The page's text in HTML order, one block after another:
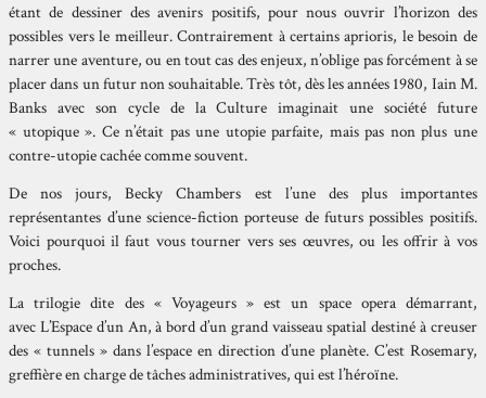
étant de dessiner des avenirs positifs, pour nous ouvrir l’horizon des
possibles vers le meilleur. Contrairement à certains aprioris, le besoin de
narrer une aventure, ou en tout cas des enjeux, n’oblige pas forcément à se
placer dans un futur non souhaitable. Très tôt, dès les années 1980, Iain M.
Banks avec son cycle de la Culture imaginait une société future
« utopique ». Ce n’était pas une utopie parfaite, mais pas non plus une
contre-utopie cachée comme souvent.
De nos jours, Becky Chambers est l’une des plus importantes
représentantes d’une science-fiction porteuse de futurs possibles positifs.
Voici pourquoi il faut vous tourner vers ses œuvres, ou les offrir à vos
proches.
La trilogie dite des « Voyageurs » est un space opera démarrant,
avec L’Espace d’un An, à bord d’un grand vaisseau spatial destiné à creuser
des « tunnels » dans l’espace en direction d’une planète. C’est Rosemary,
greffière en charge de tâches administratives, qui est l’héroïne.